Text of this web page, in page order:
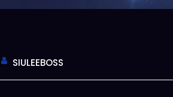
SIULEEBOSS